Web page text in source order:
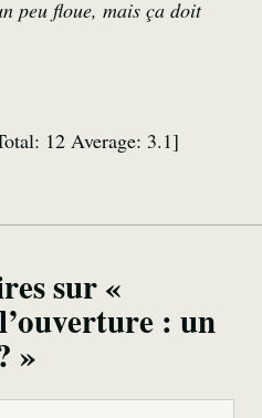
peu floue, mais ça doit
12 Average: 3.1]
sur «
: un
»